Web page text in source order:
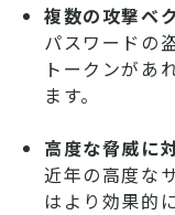
複数の攻撃ベ
パスワードの
トークンがあ
ます。
高度な脅威に
近年の高度な
はより効果的